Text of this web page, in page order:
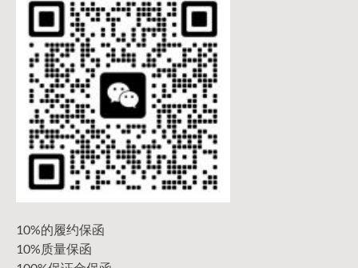
10%的履约保函
10%质量保函